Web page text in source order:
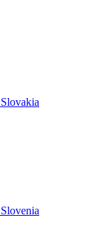
Slovakia
Slovenia